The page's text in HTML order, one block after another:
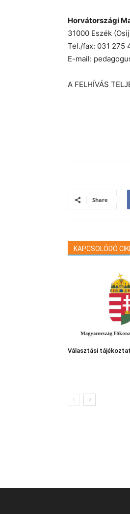
Horvátországi
31000 Eszék
Tel./fax: 031 275
E-mail:
A FELHÍVÁS
Share
KAPCSOLÓDÓ
Választási